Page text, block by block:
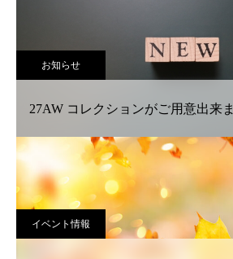
お知らせ
27AW コレクションがご用意出来ま
イベント情報